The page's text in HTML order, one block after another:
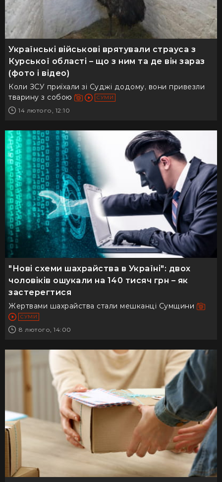
Українські військові врятували страуса з
Курської області – що з ним та де він зараз
(фото і відео)
Коли ЗСУ приїхали зі Суджі додому, вони привезли
тварину з собою
СУМИ
14 лютого, 12:10
"Нові схеми шахрайства в Україні": двох
чоловіків ошукали на 140 тисяч грн – як
застерегтися
Жертвами шахрайства стали мешканці Сумщини
СУМИ
8 лютого, 14:00